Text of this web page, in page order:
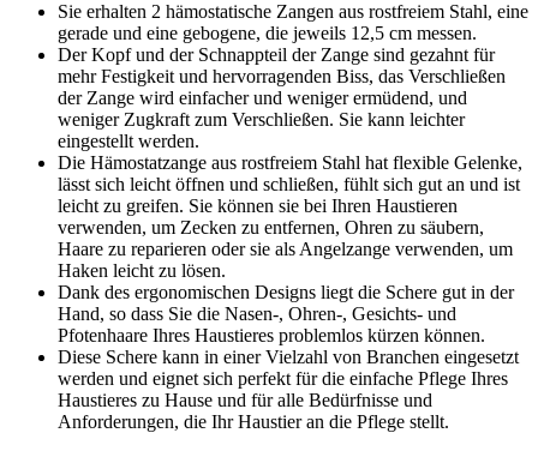
Sie erhalten 2 hämostatische Zangen aus rostfreiem Stahl, eine
gerade und eine gebogene, die jeweils 12,5 cm messen.
Der Kopf und der Schnappteil der Zange sind gezahnt für
mehr Festigkeit und hervorragenden Biss, das Verschließen
der Zange wird einfacher und weniger ermüdend, und
weniger Zugkraft zum Verschließen. Sie kann leichter
eingestellt werden.
Die Hämostatzange aus rostfreiem Stahl hat flexible Gelenke,
lässt sich leicht öffnen und schließen, fühlt sich gut an und ist
leicht zu greifen. Sie können sie bei Ihren Haustieren
verwenden, um Zecken zu entfernen, Ohren zu säubern,
Haare zu reparieren oder sie als Angelzange verwenden, um
Haken leicht zu lösen.
Dank des ergonomischen Designs liegt die Schere gut in der
Hand, so dass Sie die Nasen-, Ohren-, Gesichts- und
Pfotenhaare Ihres Haustieres problemlos kürzen können.
Diese Schere kann in einer Vielzahl von Branchen eingesetzt
werden und eignet sich perfekt für die einfache Pflege Ihres
Haustieres zu Hause und für alle Bedürfnisse und
Anforderungen, die Ihr Haustier an die Pflege stellt.